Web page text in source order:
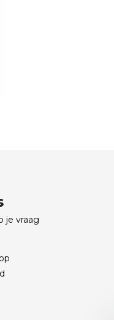
je vraag